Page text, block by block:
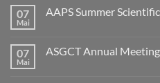
07
Mai
AAPS Summer
AAPS
07
Mai
ASGCT Annual